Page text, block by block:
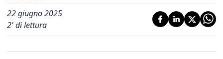
22 giugno 2025
2' di lettura